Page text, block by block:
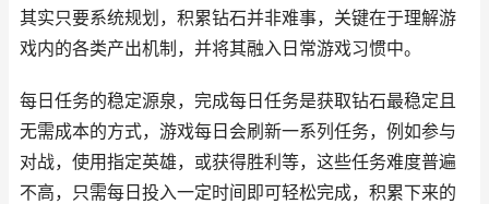
其实只要系统规划，积累钻石并非难事，关键在于理解游
戏内的各类产出机制，并将其融入日常游戏习惯中。
每日任务的稳定源泉，完成每日任务是获取钻石最稳定且
无需成本的方式，游戏每日会刷新一系列任务，例如参与
对战，使用指定英雄，或获得胜利等，这些任务难度普遍
不高，只需每日投入一定时间即可轻松完成，积累下来的